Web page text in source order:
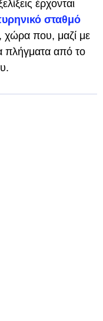
έρχονται
σταθμό
, χώρα που, μαζί με
πλήγματα από το